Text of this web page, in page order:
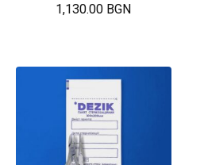
1,130.00 BGN